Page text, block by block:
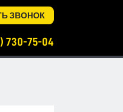
ЗВОНОК
730-75-04